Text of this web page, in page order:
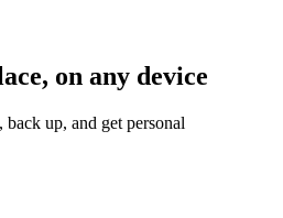
on any device
back up, and get personal